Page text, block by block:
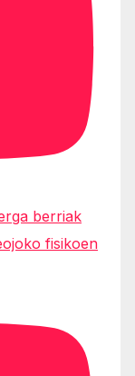
berriak
fisikoen